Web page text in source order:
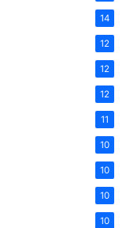
14
12
12
12
11
10
10
10
10